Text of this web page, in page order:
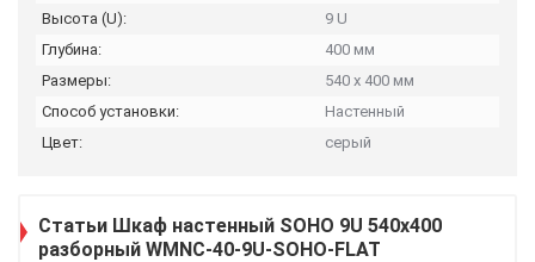
Высота (U):
9 U
Глубина:
400 мм
Размеры:
540 х 400 мм
Способ установки:
Настенный
Цвет:
серый
Статьи Шкаф настенный SOHO 9U 540x400
разборный WMNC-40-9U-SOHO-FLAT